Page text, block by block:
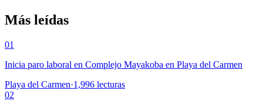
Más leídas
01
Inicia paro laboral en Complejo Mayakoba en Playa del Carmen
Playa del Carmen·1,996 lecturas
02